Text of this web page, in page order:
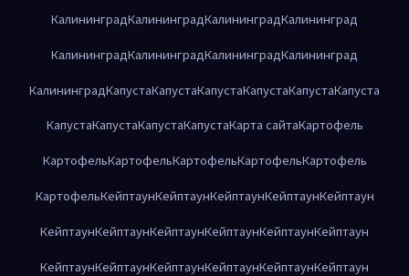
КалининградКалининградКалининградКалининград
КалининградКалининградКалининградКалининград
КалининградКапустаКапустаКапустаКапустаКапустаКапуста
КапустаКапустаКапустаКапустаКарта сайтаКартофель
КартофельКартофельКартофельКартофельКартофель
КартофельКейптаунКейптаунКейптаунКейптаунКейптаун
КейптаунКейптаунКейптаунКейптаунКейптаунКейптаун
КейптаунКейптаунКейптаунКейптаунКейптаунКейптаун